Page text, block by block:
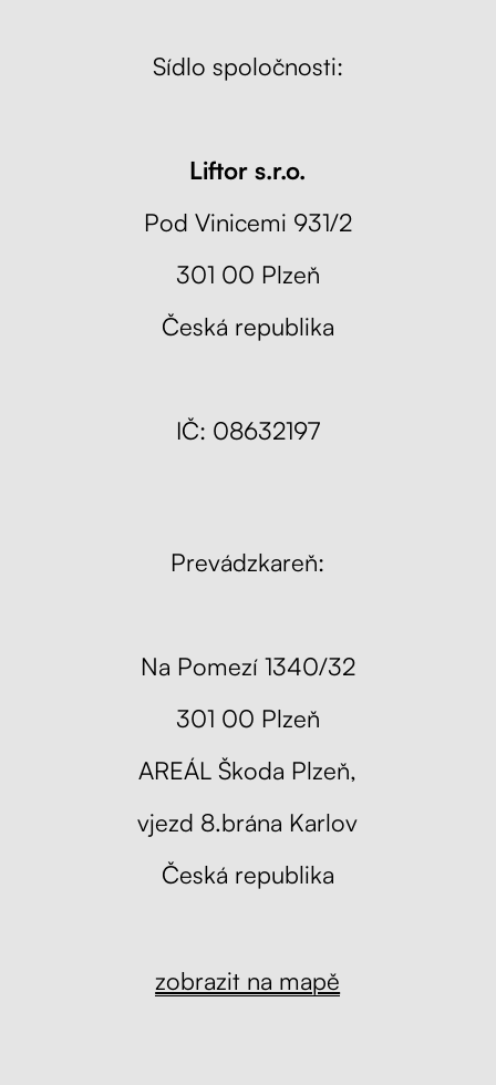
Sídlo spoločnosti:
Liftor s.r.o.
Pod Vinicemi 931/2
301 00 Plzeň
Česká republika
IČ: 08632197
Prevádzkareň:
Na Pomezí 1340/32
301 00 Plzeň
AREÁL Škoda Plzeň,
vjezd 8.brána Karlov
Česká republika
zobrazit na mapě